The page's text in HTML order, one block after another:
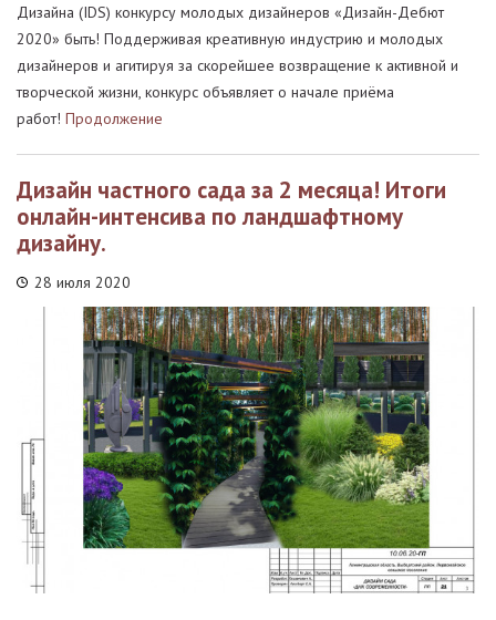
Дизайна (IDS) конкурсу молодых дизайнеров «Дизайн-Дебют
2020» быть! Поддерживая креативную индустрию и молодых
дизайнеров и агитируя за скорейшее возвращение к активной и
творческой жизни, конкурс объявляет о начале приёма
работ! Продолжение
Дизайн частного сада за 2 месяца! Итоги
онлайн-интенсива по ландшафтному
дизайну.
28 июля 2020